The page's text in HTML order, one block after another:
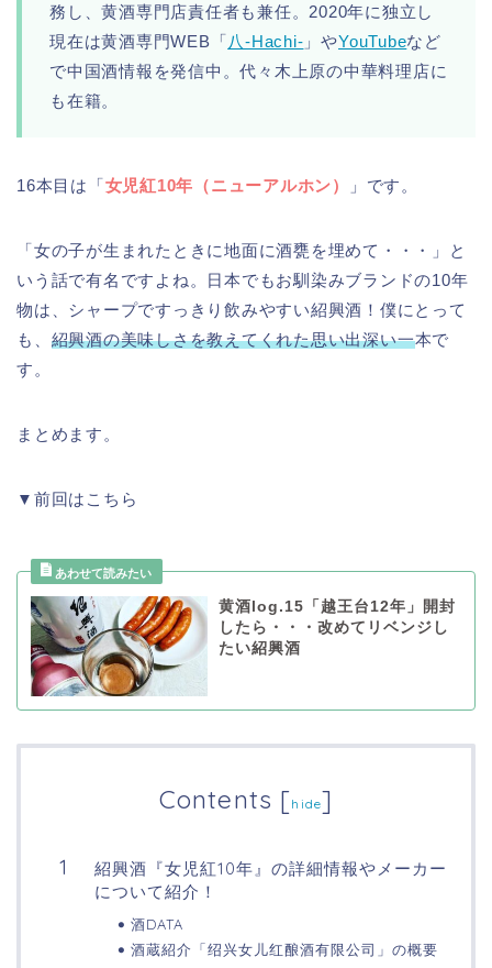
務し、黄酒専門店責任者も兼任。2020年に独立し
現在は黄酒専門WEB「八-Hachi- 」やYouTubeなど
で中国酒情報を発信中。代々木上原の中華料理店に
も在籍。
16本目は「女児紅10年（ニューアルホン） 」です。
「女の子が生まれたときに地面に酒甕を埋めて・・・」と
いう話で有名ですよね。日本でもお馴染みブランドの10年
物は、シャープですっきり飲みやすい紹興酒！僕にとって
も、 紹興酒の美味しさを教えてくれた思い出深い一本で
す。
まとめます。
▼前回はこちら
黄酒log.15「越王台12年」開封
したら・・・改めてリベンジし
たい紹興酒
Contents [hide]
紹興酒『女児紅10年』の詳細情報やメーカー
について紹介！
酒DATA
酒蔵紹介「绍兴女儿红酿酒有限公司」の概要